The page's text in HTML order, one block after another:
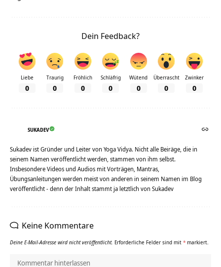
Dein Feedback?
Liebe
0
Traurig
0
Fröhlich
0
Schläfrig
0
Wütend
0
Überrascht
0
Zwinker
0
SUKADEV
Sukadev ist Gründer und Leiter von Yoga Vidya. Nicht alle Beiräge, die in
seinem Namen veröffentlicht werden, stammen von ihm selbst.
Insbesondere Videos und Audios mit Vorträgen, Mantras,
Übungsanleitungen werden meist von anderen in seinem Namen im Blog
veröffentlicht - denn der Inhalt stammt ja letztlich von Sukadev
Keine Kommentare
Deine E-Mail-Adresse wird nicht veröffentlicht. Erforderliche Felder sind mit * markiert.